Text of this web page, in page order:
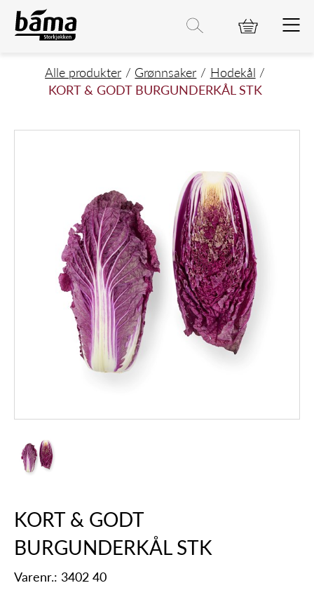
KORT & GODT BURGUNDERKÅL
Hovedinnhold
Hovedmeny
Hovedmeny
Alle produkter Grønnsaker
Hodekål
KORT & GODT BURGUNDERKÅL STK
KORT & GODT
BURGUNDERKÅL STK
Varenr.: 3402 40